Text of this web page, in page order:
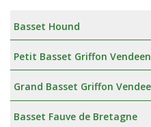
Basset Hound
Petit Basset Griffon Vendeen
Grand Basset Griffon
Basset Fauve de Bretagne